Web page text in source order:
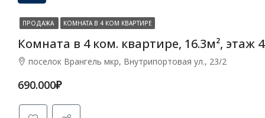
ПРОДАЖА КОМНАТА В 4 КОМ КВАРТИРЕ
Комната в 4 ком. квартире, 16.3м², этаж
поселок Врангель мкр, Внутрипортовая ул., 23/2
690.000₽